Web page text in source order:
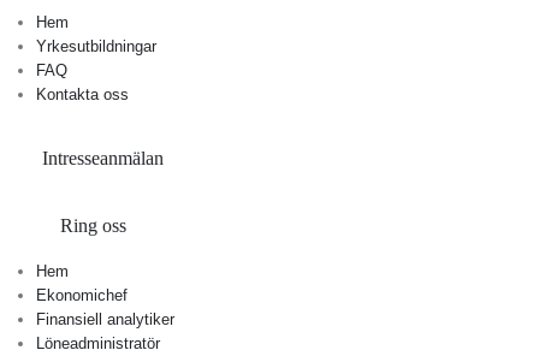
Hem
Yrkesutbildningar
FAQ
Kontakta oss
Intresseanmälan
Ring oss
Hem
Ekonomichef
Finansiell analytiker
Löneadministratör